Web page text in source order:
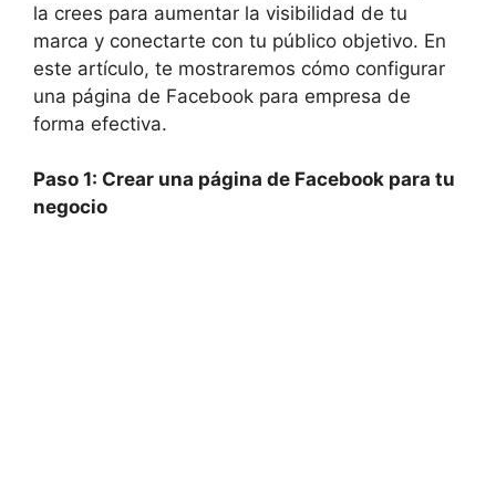
la crees para aumentar la visibilidad de tu
marca y conectarte con tu público objetivo. En
este artículo, te mostraremos cómo configurar
una página de Facebook para empresa de
forma efectiva.
Paso 1: Crear una página de Facebook para tu
negocio